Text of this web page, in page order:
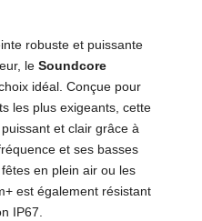
robuste et puissante
le Soundcore
idéal. Conçue pour
les plus exigeants, cette
et clair grâce à
et ses basses
en plein air ou les
est également résistant
IP67.